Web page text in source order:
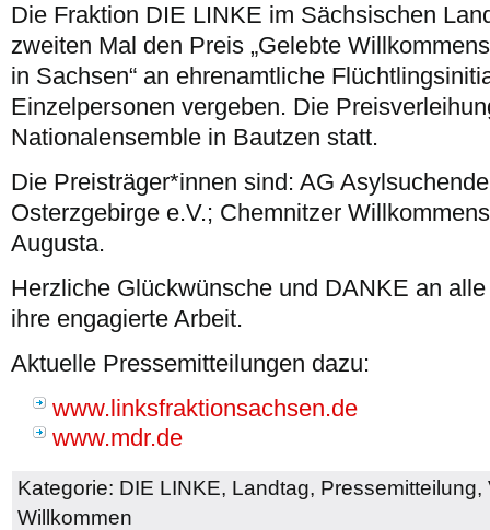
Die Fraktion DIE LINKE im Sächsischen
zweiten Mal den Preis „Gelebte
in Sachsen“ an ehrenamtliche
Einzelpersonen vergeben. Die
Nationalensemble in Bautzen statt.
Die Preisträger*innen sind: AG
Osterzgebirge e.V.; Chemnitzer
Augusta.
Herzliche Glückwünsche und DANKE an
ihre engagierte Arbeit.
Aktuelle Pressemitteilungen dazu:
www.linksfraktionsachsen.de
www.mdr.de
Kategorie: DIE LINKE, Landtag, Pressemitteilung,
Willkommen